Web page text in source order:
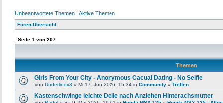
Unbeantwortete Themen | Aktive Themen
Foren-Übersicht
Seite 1 von 207
Themen
Girls From Your City - Anonymous Cacual Dating - No Selfie
von Underlinex3 » Mi 17. Jun 2026, 15:34 in Community » Treffen
Kastenschwinge leichte Delle nach Anziehen Hinterachsmutter